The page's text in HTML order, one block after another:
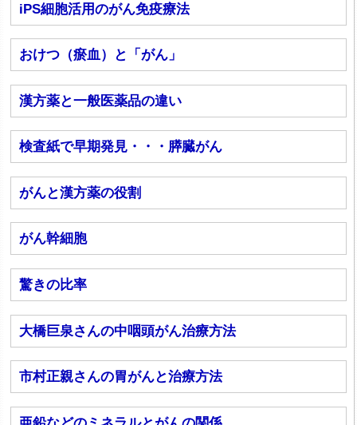
iPS細胞活用のがん免疫療法
おけつ（瘀血）と「がん」
漢方薬と一般医薬品の違い
検査紙で早期発見・・・膵臓がん
がんと漢方薬の役割
がん幹細胞
驚きの比率
大橋巨泉さんの中咽頭がん治療方法
市村正親さんの胃がんと治療方法